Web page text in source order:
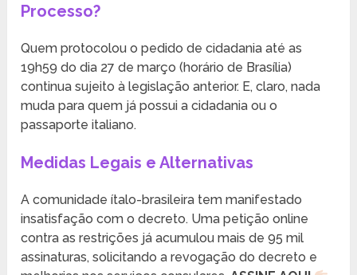
Processo?
Quem protocolou o pedido de cidadania até as
19h59 do dia 27 de março (horário de Brasília)
continua sujeito à legislação anterior. E, claro, nada
muda para quem já possui a cidadania ou o
passaporte italiano.
Medidas Legais e Alternativas
A comunidade ítalo-brasileira tem manifestado
insatisfação com o decreto. Uma petição online
contra as restrições já acumulou mais de 95 mil
assinaturas, solicitando a revogação do decreto e